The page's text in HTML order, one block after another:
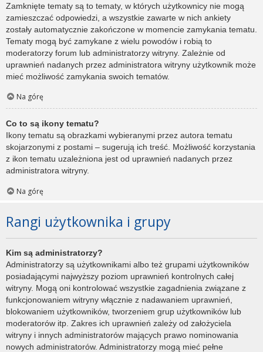
Zamknięte tematy są to tematy, w których użytkownicy nie mogą
zamieszczać odpowiedzi, a wszystkie zawarte w nich ankiety
zostały automatycznie zakończone w momencie zamykania tematu.
Tematy mogą być zamykane z wielu powodów i robią to
moderatorzy forum lub administratorzy witryny. Zależnie od
uprawnień nadanych przez administratora witryny użytkownik może
mieć możliwość zamykania swoich tematów.
Na górę
Co to są ikony tematu?
Ikony tematu są obrazkami wybieranymi przez autora tematu
skojarzonymi z postami – sugerują ich treść. Możliwość korzystania
z ikon tematu uzależniona jest od uprawnień nadanych przez
administratora witryny.
Na górę
Rangi użytkownika i grupy
Kim są administratorzy?
Administratorzy są użytkownikami albo też grupami użytkowników
posiadającymi najwyższy poziom uprawnień kontrolnych całej
witryny. Mogą oni kontrolować wszystkie zagadnienia związane z
funkcjonowaniem witryny włącznie z nadawaniem uprawnień,
blokowaniem użytkowników, tworzeniem grup użytkowników lub
moderatorów itp. Zakres ich uprawnień zależy od założyciela
witryny i innych administratorów mających prawo nominowania
nowych administratorów. Administratorzy mogą mieć pełne